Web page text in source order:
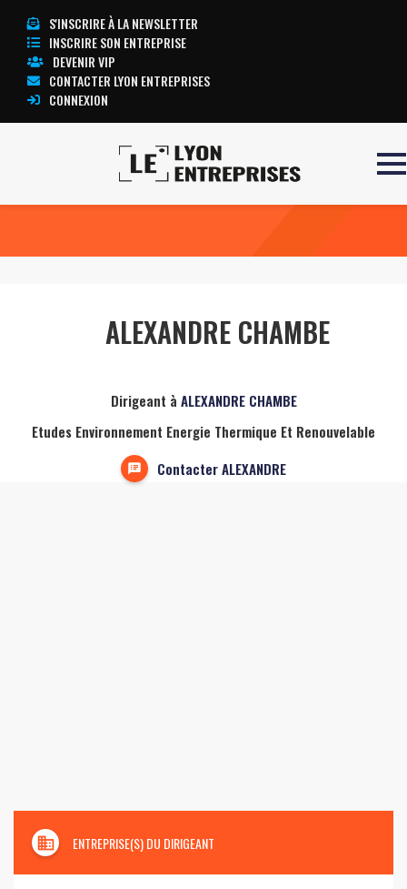
S'INSCRIRE À LA NEWSLETTER
INSCRIRE SON ENTREPRISE
DEVENIR VIP
CONTACTER LYON ENTREPRISES
CONNEXION
ALEXANDRE CHAMBE
Dirigeant à ALEXANDRE CHAMBE
Etudes Environnement Energie Thermique Et Renouvelable
Contacter ALEXANDRE
domain ENTREPRISE(S) DU DIRIGEANT